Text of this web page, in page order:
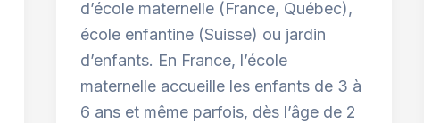
d’école maternelle (France, Québec),
école enfantine (Suisse) ou jardin
d’enfants. En France, l’école
maternelle accueille les enfants de 3 à
6 ans et même parfois, dès l’âge de 2